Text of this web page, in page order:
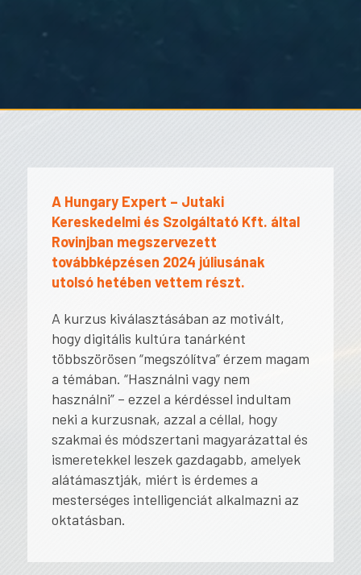
A Hungary Expert – Jutaki
Kereskedelmi és Szolgáltató Kft. által
Rovinjban megszervezett
továbbképzésen 2024 júliusának
utolsó hetében vettem részt.
A kurzus kiválasztásában az motivált,
hogy digitális kultúra tanárként
többszörösen “megszólítva” érzem magam
a témában. “Használni vagy nem
használni” – ezzel a kérdéssel indultam
neki a kurzusnak, azzal a céllal, hogy
szakmai és módszertani magyarázattal és
ismeretekkel leszek gazdagabb, amelyek
alátámasztják, miért is érdemes a
mesterséges intelligenciát alkalmazni az
oktatásban.